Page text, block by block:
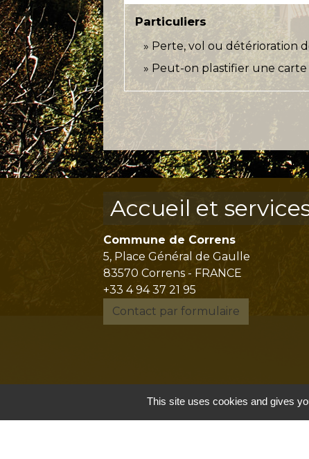
Particuliers
Perte, vol ou détérioration
Peut-on plastifier une carte
Accueil et
Commune de Correns
5, Place Général de Gaulle
83570 Correns - FRANCE
+33 4 94 37 21 95
Contact par formulaire
This site uses cookies and gives